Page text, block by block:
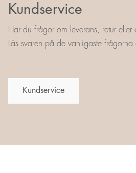
Kundservice
Har du frågor om leverans, retur
Läs svaren på de vanligaste frågorna
Kundservice